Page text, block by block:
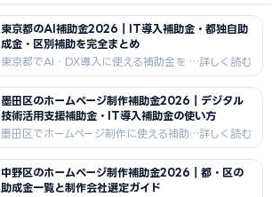
東京都のAI補助金2026｜IT導入補助金・都独自助
成金・区別補助を完全まとめ
東京都でAI・DX導入に使える補助金を
完全網羅。国のデジタル化・AI導入補
助金（旧IT導入補助金）から都独自の
中小企業デジタル導入促進補助事業・
AI等先端技術活用助成金・区市町村の
上乗せ補助まで、補助率・補助額・申
請方法・窓口を一覧で解説。2026年
版最新情報。
墨田区のホームページ制作補助金2026｜デジタル
技術活用支援補助金・IT導入補助金の使い方
墨田区でホームページ制作に使える補助
金を2026年版で完全解説。墨田区独
自の「デジタル技術活用支援補助金」
（補助率3/4・上限50万円）はHP単体
制作費が対象外。直接使えるのは小規
中野区のホームページ制作補助金2026｜都・区の
助成金一覧と制作会社選定ガイド